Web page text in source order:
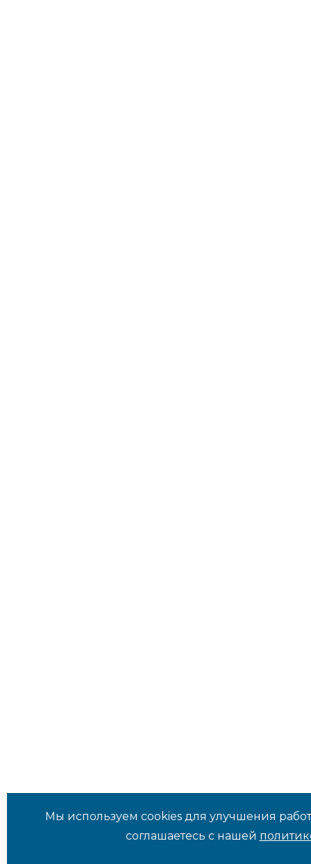
Мы используем cookies для улучшения
соглашаетесь с нашей